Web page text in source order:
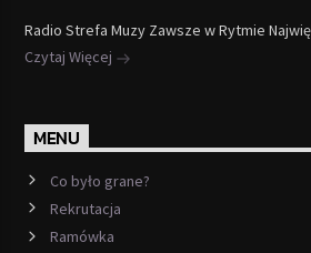
Radio Strefa Muzy Zawsze w Rytmie
Czytaj Więcej
MENU
Co było grane?
Rekrutacja
Ramówka